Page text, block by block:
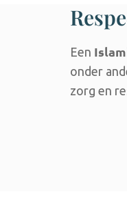
Een
onder
zorg en